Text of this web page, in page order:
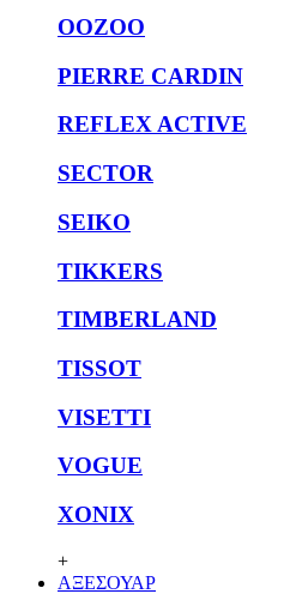
OOZOO
PIERRE CARDIN
REFLEX ACTIVE
SECTOR
SEIKO
TIKKERS
TIMBERLAND
TISSOT
VISETTI
VOGUE
XONIX
+
ΑΞΕΣΟΥΑΡ